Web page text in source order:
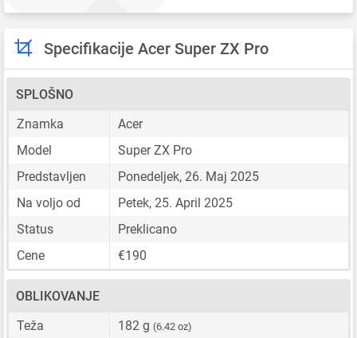
Specifikacije Acer Super ZX Pro
SPLOŠNO
Znamka
Acer
Model
Super ZX Pro
Predstavljen
Ponedeljek, 26. Maj 2025
Na voljo od
Petek, 25. April 2025
Status
Preklicano
Cene
€190
OBLIKOVANJE
Teža
182 g (6.42 oz)